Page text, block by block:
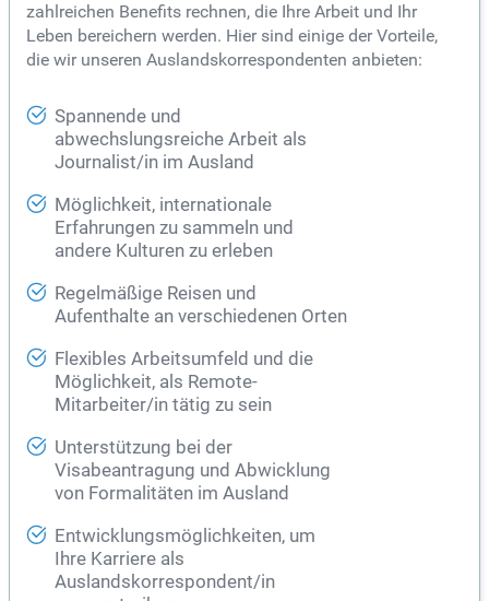
zahlreichen Benefits rechnen, die Ihre Arbeit und Ihr
Leben bereichern werden. Hier sind einige der Vorteile,
die wir unseren Auslandskorrespondenten anbieten:
Spannende und
abwechslungsreiche Arbeit als
Journalist/in im Ausland
Möglichkeit, internationale
Erfahrungen zu sammeln und
andere Kulturen zu erleben
Regelmäßige Reisen und
Aufenthalte an verschiedenen Orten
Flexibles Arbeitsumfeld und die
Möglichkeit, als Remote-
Mitarbeiter/in tätig zu sein
Unterstützung bei der
Visabeantragung und Abwicklung
von Formalitäten im Ausland
Entwicklungsmöglichkeiten, um
Ihre Karriere als
Auslandskorrespondent/in